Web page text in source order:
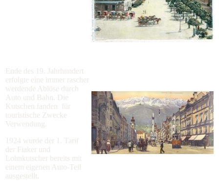
Ende des 19. Jahrhundert
erfolgte eine immer rascher
werdende Ablöse durch
Auto und Bahn. Die
Kutschen fanden für
touristische Zwecke
Verwendung.
1924 wurde der 1. Tarif
der Fiaker und
Lohnkutscher bereits mit
einem eigenen Auto-Teil
ausgestellt.